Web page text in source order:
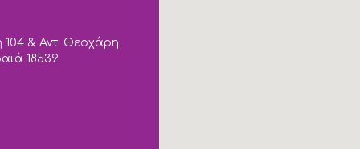
104 & Αντ. Θεοχάρη
18539